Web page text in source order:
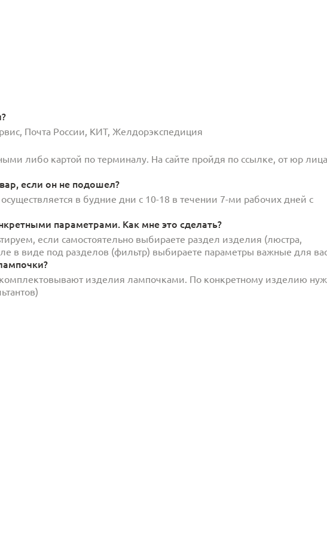
Почта России, КИТ, Желдорэкспедиция
либо картой по терминалу. На сайте пройдя по ссылке, от юр
если он не подошел?
в будние дни с 10-18 в течении 7-ми рабочих дней с
параметрами. Как мне это сделать?
если самостоятельно выбираете раздел изделия (люстра,
в виде под разделов (фильтр) выбираете параметры важные для
изделия лампочками. По конкретному изделию